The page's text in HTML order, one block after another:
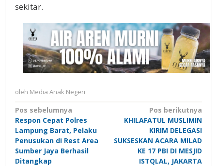
sekitar.
oleh Media Anak Negeri
Navigasi
pos
Pos sebelumnya
Respon Cepat Polres
Lampung Barat, Pelaku
Penusukan di Rest Area
Sumber Jaya Berhasil
Ditangkap
Pos berikutnya
KHILAFATUL MUSLIMIN
KIRIM DELEGASI
SUKSESKAN ACARA MILAD
KE 17 PBI DI MESJID
ISTQLAL, JAKARTA